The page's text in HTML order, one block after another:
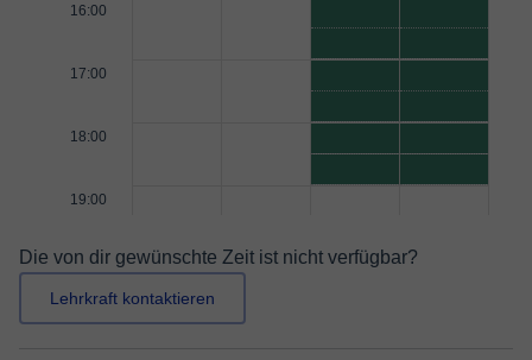
16:00
17:00
18:00
19:00
Die von dir gewünschte Zeit ist nicht verfügbar?
Lehrkraft kontaktieren